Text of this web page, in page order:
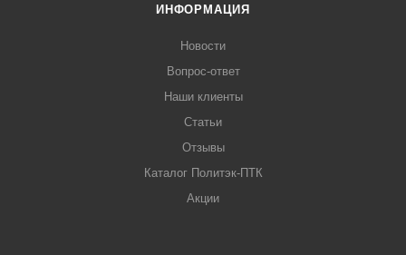
ИНФОРМАЦИЯ
Новости
Вопрос-ответ
Наши клиенты
Статьи
Отзывы
Каталог Политэк-ПТК
Акции